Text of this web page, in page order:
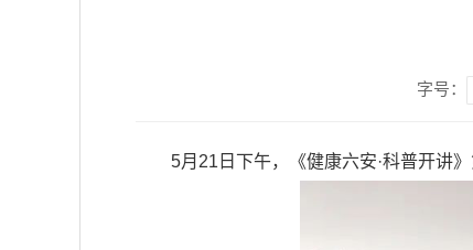
字号：
5月21日下午，《健康六安·科普开讲》